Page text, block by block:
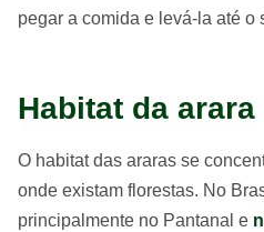
pegar a comida e levá-la até o
Habitat da arara
O habitat das araras se
onde existam florestas. No
principalmente no Pantanal e